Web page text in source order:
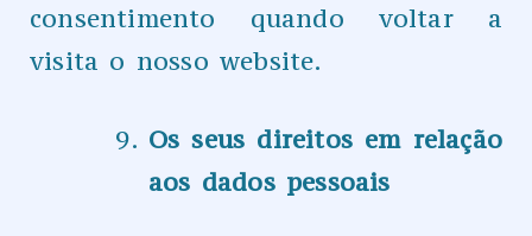
consentimento quando voltar a
visita o nosso website.
Os seus direitos em relação
aos dados pessoais